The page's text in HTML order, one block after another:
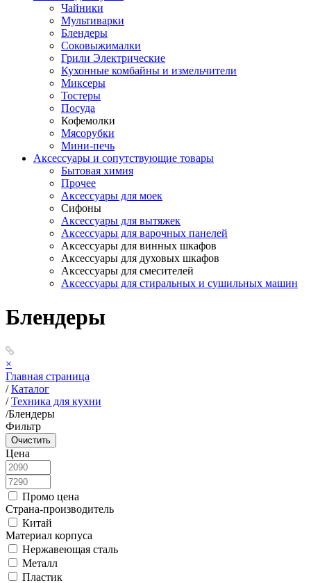
Чайники
Мультиварки
Блендеры
Соковыжималки
Грили Электрические
Кухонные комбайны и измельчители
Миксеры
Тостеры
Посуда
Кофемолки
Мясорубки
Мини-печь
Аксессуары и сопутствующие товары
Бытовая химия
Прочее
Аксессуары для моек
Сифоны
Аксессуары для вытяжек
Аксессуары для варочных панелей
Аксессуары для винных шкафов
Аксессуары для духовых шкафов
Аксессуары для смесителей
Аксессуары для стиральных и сушильных машин
Блендеры
×
Главная страница
/ Каталог
/ Техника для кухни
/Блендеры
Фильтр
Цена
Промо цена
Страна-производитель
Китай
Материал корпуса
Нержавеющая сталь
Металл
Пластик